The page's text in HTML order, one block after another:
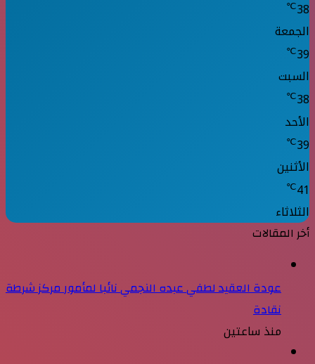
38
℃
الجمعة
39
℃
السبت
38
℃
الأحد
39
℃
الأثنين
41
℃
الثلاثاء
أخر المقالات
عودة العقيد لطفي عبده النجمي نائبا لمأمور مركز شرطة
نقادة
منذ ساعتين